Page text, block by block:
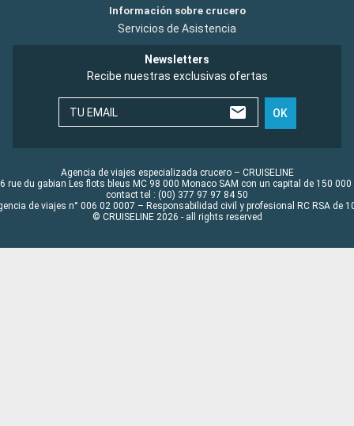
Información sobre crucero
Servicios de Asistencia
Newsletters
Recibe nuestras exclusivas ofertas
TU EMAIL OK
Agencia de viajes especializada crucero – CRUISELINE
rue du gabian Les flots bleus MC 98 000 Monaco SAM con un capital de 150 000
contact tel : (00) 377 97 97 84 50
de viajes n° 006 02 0007 – Responsabilidad civil y profesional RC RSA de
© CRUISELINE 2026 - all rights reserved